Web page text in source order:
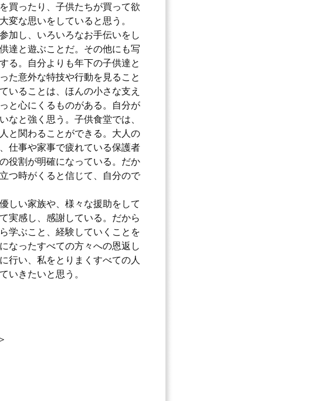
買ったり、子供たちが買って欲
変な思いをしていると思う。
加し、いろいろなお手伝いをし
達と遊ぶことだ。その他にも写
る。自分よりも年下の子供達と
た意外な特技や行動を見ること
いることは、ほんの小さな支え
と心にくるものがある。自分が
なと強く思う。子供食堂では、
と関わることができる。大人の
仕事や家事で疲れている保護者
役割が明確になっている。だか
つ時がくると信じて、自分ので
しい家族や、様々な援助をして
実感し、感謝している。だから
学ぶこと、経験していくことを
なったすべての方々への恩返し
行い、私をとりまくすべての人
いきたいと思う。